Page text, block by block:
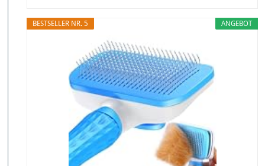
ANGEBOT
BESTSELLER NR. 5